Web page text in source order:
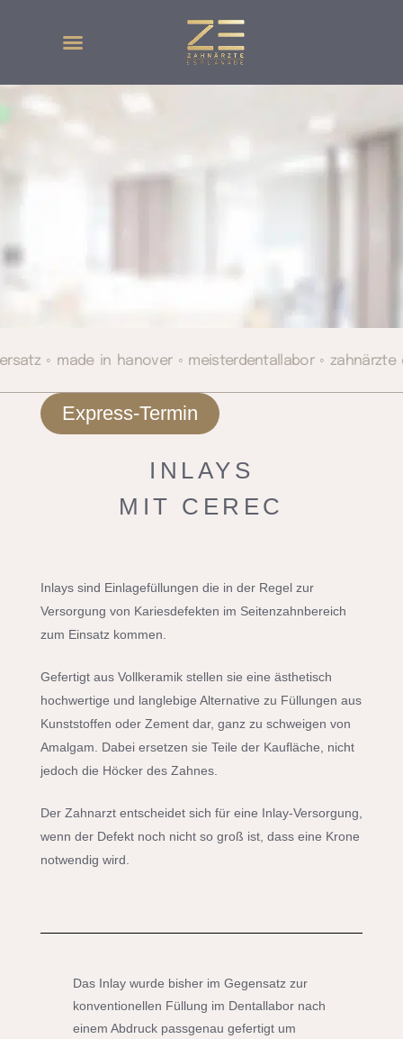
◦ made in hanover ◦ meisterdentallabor ◦
Express-Termin
INLAYS
MIT CEREC
Inlays sind Einlagefüllungen die in der Regel zur
Versorgung von Kariesdefekten im Seitenzahnbereich
zum Einsatz kommen.
Gefertigt aus Vollkeramik stellen sie eine ästhetisch
hochwertige und langlebige Alternative zu Füllungen aus
Kunststoffen oder Zement dar, ganz zu schweigen von
Amalgam. Dabei ersetzen sie Teile der Kaufläche, nicht
jedoch die Höcker des Zahnes.
Der Zahnarzt entscheidet sich für eine Inlay-Versorgung,
wenn der Defekt noch nicht so groß ist, dass eine Krone
notwendig wird.
Das Inlay wurde bisher im Gegensatz zur
konventionellen Füllung im Dentallabor nach
einem Abdruck passgenau gefertigt um